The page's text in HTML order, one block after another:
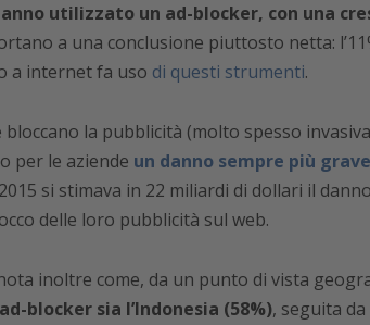
utilizzato un ad-blocker, con una
a una conclusione piuttosto netta:
a internet fa uso di questi strumenti.
bloccano la pubblicità (molto spesso
per le aziende un danno sempre più grave
si stimava in 22 miliardi di dollari il
delle loro pubblicità sul web.
inoltre come, da un punto di vista
blocker sia l’Indonesia (58%), seguita da